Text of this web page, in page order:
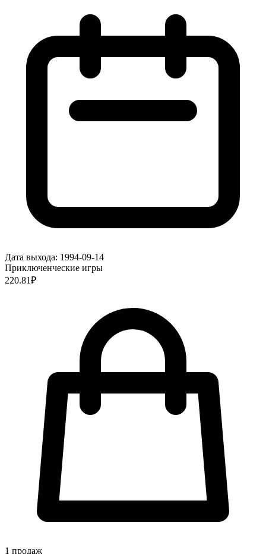
Дата выхода: 1994-09-14
Приключенческие игры
220.81₽
1 продаж